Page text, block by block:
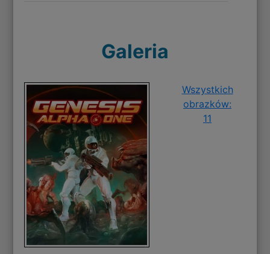
Galeria
Wszystkich
obrazków:
11